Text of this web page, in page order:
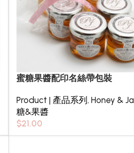
蜜糖果醬配印名絲帶包裝
Product | 產品系列,Honey &
糖&果醬
$21.00